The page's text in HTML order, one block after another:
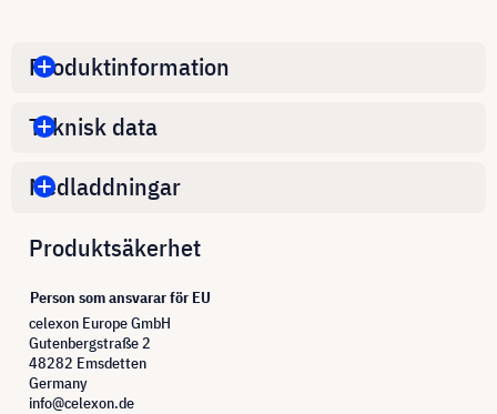
Produktinformation
Teknisk data
Nedladdningar
Produktsäkerhet
Person som ansvarar för EU
celexon Europe GmbH
Gutenbergstraße 2
48282 Emsdetten
Germany
info@celexon.de